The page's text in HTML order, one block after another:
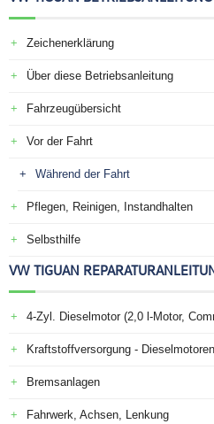
Zeichenerklärung
Über diese Betriebsanleitung
Fahrzeugübersicht
Vor der Fahrt
Während der Fahrt
Pflegen, Reinigen, Instandhalten
Selbsthilfe
VW TIGUAN
4-Zyl. Dieselmotor (2,0 l-Motor,
Kraftstoffversorgung - Dieselmotoren
Bremsanlagen
Fahrwerk, Achsen, Lenkung